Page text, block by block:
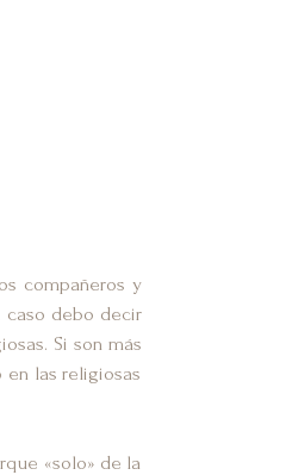
compañeros y
caso debo decir
Si son más
las religiosas
«solo» de la